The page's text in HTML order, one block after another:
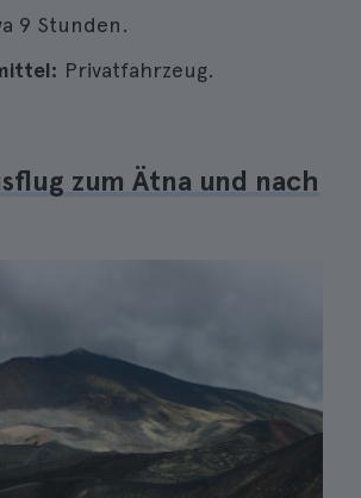
9 Stunden.
Privatfahrzeug.
zum Ätna und nach